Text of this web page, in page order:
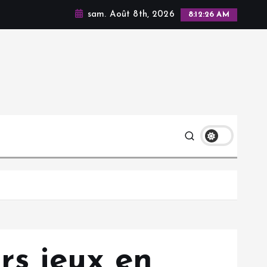
sam. Août 8th, 2026 8:12:27 AM